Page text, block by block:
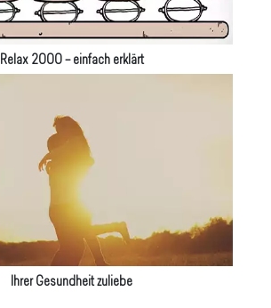
Relax 2000 – einfach erklärt
Ihrer Gesundheit zuliebe